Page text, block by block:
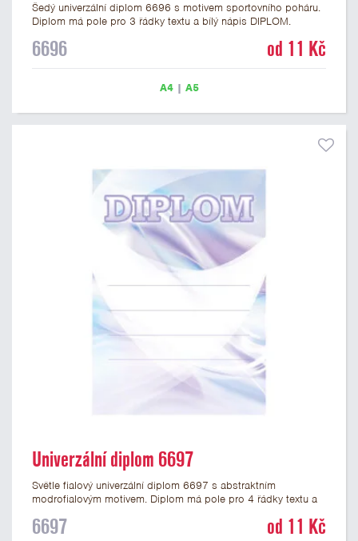
Šedý univerzální diplom 6696 s motivem sportovního poháru.
Diplom má pole pro 3 řádky textu a bílý nápis DIPLOM.
univerzální diplom je vhodný pro většinu soutěží, ke kterým by
6696 od 11 Kč
A4| A5
Univerzální diplom 6697
Světle fialový univerzální diplom 6697 s abstraktním
modrofialovým motivem. Diplom má pole pro 4 řádky textu a
ve formátu A4 a A5. Papírový diplom s univerzálním
6697 od 11 Kč